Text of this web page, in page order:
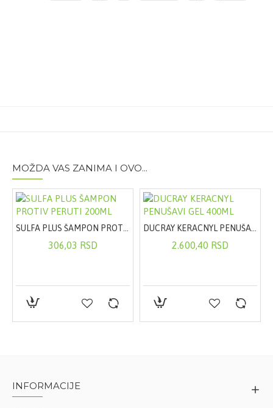
MOŽDA VAS ZANIMA I OVO...
306,03 RSD 2.600,40 RSD
INFORMACIJE